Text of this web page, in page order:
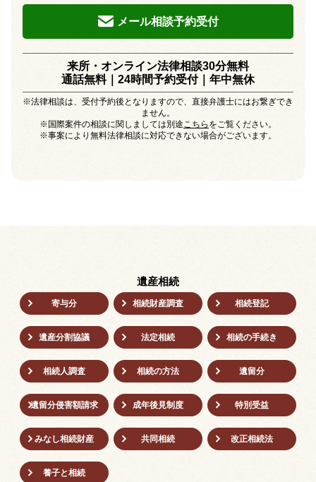
メール相談予約受付
来所・オンライン法律相談30分無料
通話無料｜24時間予約受付｜年中無休
※法律相談は、受付予約後となりますので、直接弁護士にはお繋ぎでき
ません。
※国際案件の相談に関しましては別途 こちら をご覧ください。
※事案により無料法律相談に対応できない場合がございます。
遺産相続
寄与分 相続財産調査 相続登記
遺産分割協議 法定相続 相続の⼿続き
相続人調査 相続の方法 遺留分
遺留分侵害額請求 成年後⾒制度 特別受益
みなし相続財産 共同相続 改正相続法
養子と相続